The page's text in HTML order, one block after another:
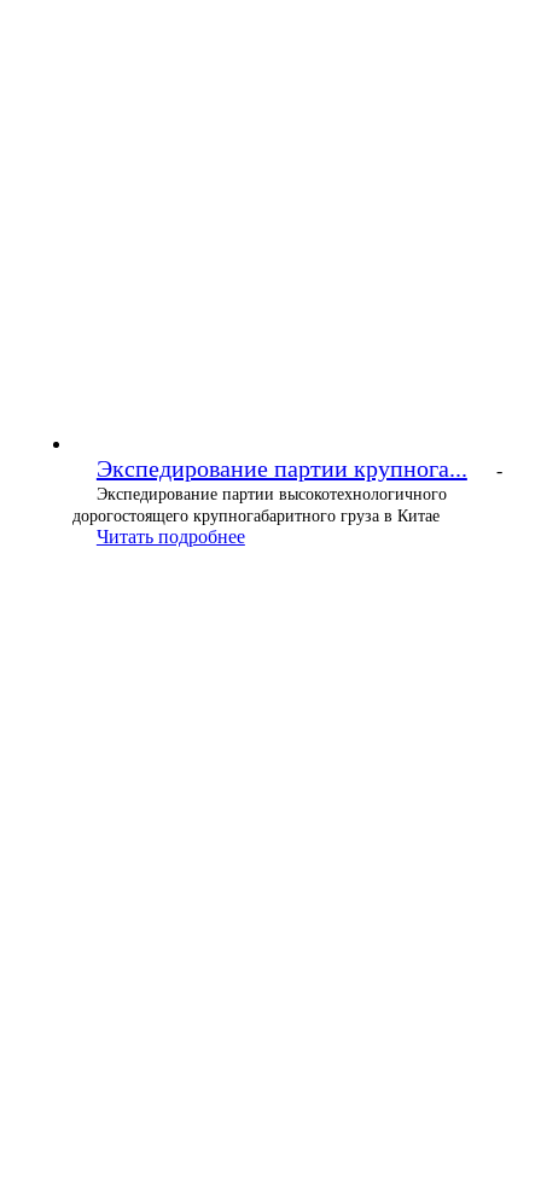
Экспедирование партии крупнога... -
Экспедирование партии высокотехнологичного
дорогостоящего крупногабаритного груза в Китае
Читать подробнее